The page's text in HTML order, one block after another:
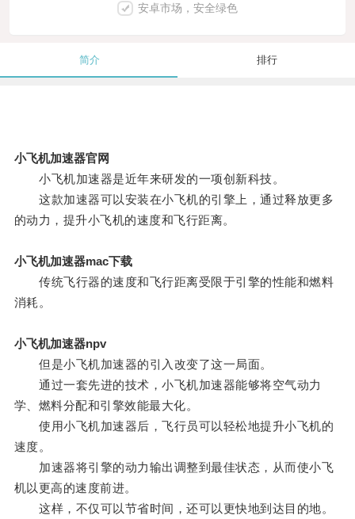
安卓市场，安全绿色
简介 排行
小飞机加速器官网
小飞机加速器是近年来研发的一项创新科技。
这款加速器可以安装在小飞机的引擎上，通过释放更多
的动力，提升小飞机的速度和飞行距离。
小飞机加速器mac下载
传统飞行器的速度和飞行距离受限于引擎的性能和燃料
消耗。
小飞机加速器npv
但是小飞机加速器的引入改变了这一局面。
通过一套先进的技术，小飞机加速器能够将空气动力
学、燃料分配和引擎效能最大化。
使用小飞机加速器后，飞行员可以轻松地提升小飞机的
速度。
加速器将引擎的动力输出调整到最佳状态，从而使小飞
机以更高的速度前进。
这样，不仅可以节省时间，还可以更快地到达目的地。